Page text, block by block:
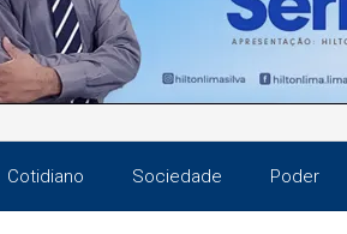
Cotidiano Sociedade Poder